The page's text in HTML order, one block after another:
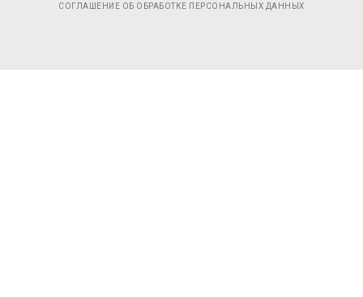
СОГЛАШЕНИЕ ОБ ОБРАБОТКЕ ПЕРСОНАЛЬНЫХ ДАННЫХ